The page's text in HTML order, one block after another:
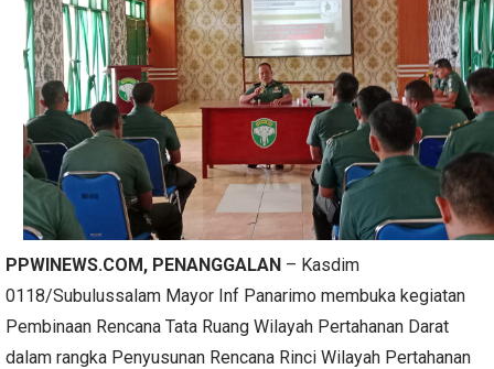
PPWINEWS.COM, PENANGGALAN – Kasdim
0118/Subulussalam Mayor Inf Panarimo membuka kegiatan
Pembinaan Rencana Tata Ruang Wilayah Pertahanan Darat
dalam rangka Penyusunan Rencana Rinci Wilayah Pertahanan